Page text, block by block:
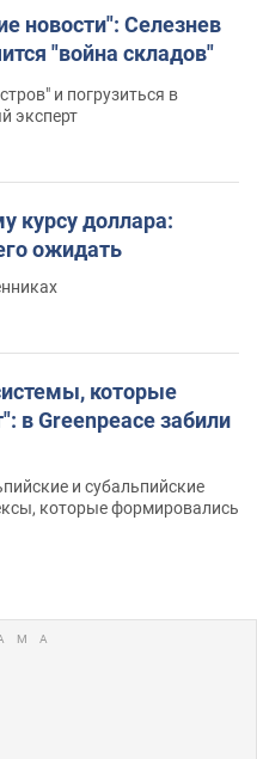
новости": Селезнев
"война складов"
и погрузиться в
эксперт
курсу доллара:
ожидать
которые
в Greenpeace забили
и субальпийские
которые формировались